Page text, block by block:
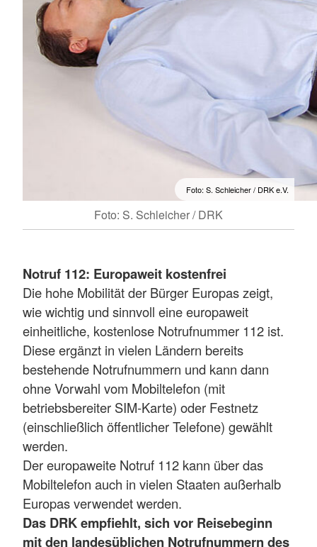
Foto: S. Schleicher / DRK e.V.
Foto: S. Schleicher / DRK
Notruf 112: Europaweit kostenfrei
Die hohe Mobilität der Bürger Europas zeigt,
wie wichtig und sinnvoll eine europaweit
einheitliche, kostenlose Notrufnummer 112 ist.
Diese ergänzt in vielen Ländern bereits
bestehende Notrufnummern und kann dann
ohne Vorwahl vom Mobiltelefon (mit
betriebsbereiter SIM-Karte) oder Festnetz
(einschließlich öffentlicher Telefone) gewählt
werden.
Der europaweite Notruf 112 kann über das
Mobiltelefon auch in vielen Staaten außerhalb
Europas verwendet werden.
Das DRK empfiehlt, sich vor Reisebeginn
mit den landesüblichen Notrufnummern des